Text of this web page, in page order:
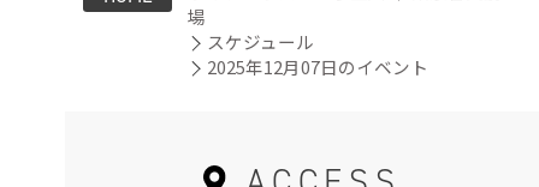
場
スケジュール
2025年12月07日のイベント